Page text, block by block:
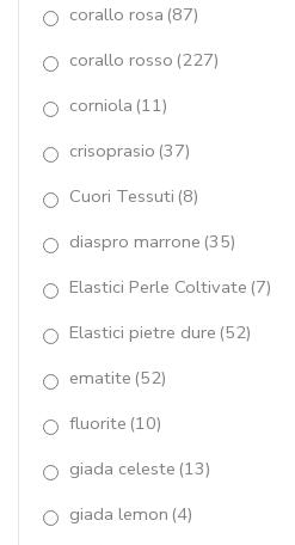
pirite(1)
quarzi idrotermali (13)
quarzo brown (1)
Quarzo cherry(12)
quarzo cipria
quarzo citrino
quarzo fumè (28)
quarzo idrotermale
corallo rosa (87)
corallo rosso (227)
corniola (11)
crisoprasio (37)
Cuori Tessuti (8)
diaspro marrone (35)
Elastici Perle Coltivate (7)
Elastici pietre dure (52)
ematite (52)
fluorite (10)
giada celeste (13)
giada lemon (4)